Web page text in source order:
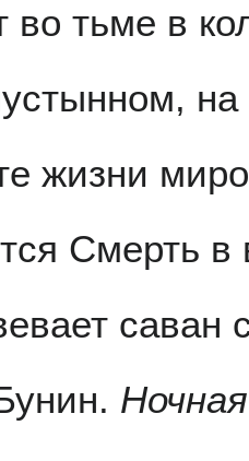
во тьме в
на
жизни
Смерть в
саван